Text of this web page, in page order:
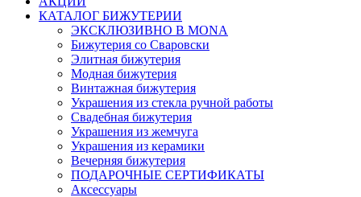
КАТАЛОГ БИЖУТЕРИИ
ЭКСКЛЮЗИВНО В MONA
Бижутерия со Сваровски
Элитная бижутерия
Модная бижутерия
Винтажная бижутерия
Украшения из стекла ручной работы
Свадебная бижутерия
Украшения из жемчуга
Украшения из керамики
Вечерняя бижутерия
ПОДАРОЧНЫЕ СЕРТИФИКАТЫ
Аксессуары